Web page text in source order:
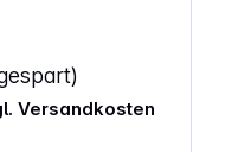
zu dicker,
Versandkosten